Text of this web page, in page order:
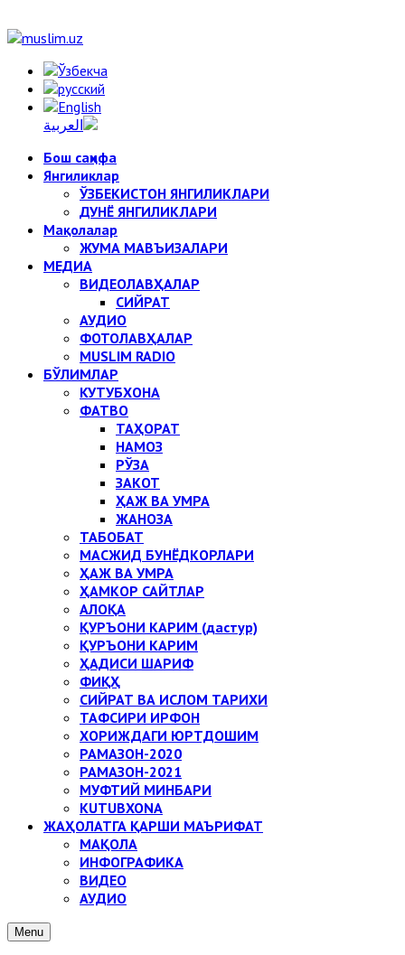
Бош саҳифа
Янгиликлар
ЎЗБЕКИСТОН ЯНГИЛИКЛАРИ
ДУНЁ ЯНГИЛИКЛАРИ
Мақолалар
ЖУМА МАВЪИЗАЛАРИ
МЕДИА
ВИДЕОЛАВҲАЛАР
СИЙРАТ
АУДИО
ФОТОЛАВҲАЛАР
MUSLIM RADIO
БЎЛИМЛАР
КУТУБХОНА
ФАТВО
ТАҲОРАТ
НАМОЗ
РЎЗА
ЗАКОТ
ҲАЖ ВА УМРА
ЖАНОЗА
ТАБОБАТ
МАСЖИД БУНЁДКОРЛАРИ
ҲАЖ ВА УМРА
ҲАМКОР САЙТЛАР
АЛОҚА
ҚУРЪОНИ КАРИМ (дастур)
ҚУРЪОНИ КАРИМ
ҲАДИСИ ШАРИФ
ФИҚҲ
СИЙРАТ ВА ИСЛОМ ТАРИХИ
ТАФСИРИ ИРФОН
ХОРИЖДАГИ ЮРТДОШИМ
РАМАЗОН-2020
РАМАЗОН-2021
МУФТИЙ МИНБАРИ
KUTUBXONA
ЖАҲОЛАТГА ҚАРШИ МАЪРИФАТ
МАҚОЛА
ИНФОГРАФИКА
ВИДЕО
АУДИО
Menu